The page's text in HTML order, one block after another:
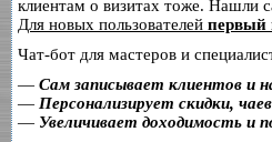
клиентам о визитах тоже.
Для новых пользователей первый
Чат-бот для мастеров и
— Сам записывает клиентов и
— Персонализирует скидки,
— Увеличивает доходимость и